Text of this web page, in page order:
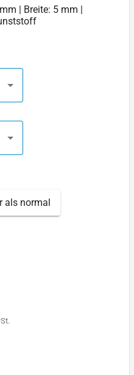
| Breite: 5 mm |
als normal